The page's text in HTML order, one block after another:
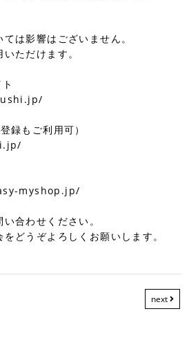
は影響はございません。
ただけます。
録もご利用可）
myshop.jp/
合わせください。
どうぞよろしくお願いします。
next